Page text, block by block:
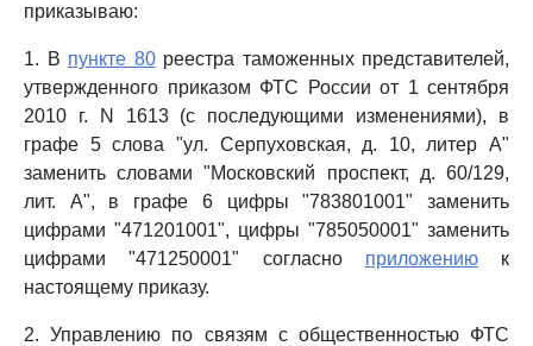
приказываю:
1. В пункте 80реестра таможенных представителей,
утвержденного приказом ФТС России от 1 сентября
2010 г. N 1613 (с последующими изменениями), в
графе 5 слова "ул. Серпуховская, д. 10, литер А"
заменить словами "Московский проспект, д. 60/129,
лит. А", в графе 6 цифры "783801001" заменить
цифрами "471201001", цифры "785050001" заменить
цифрами "471250001" согласно приложениюк
настоящему приказу.
2. Управлению по связям с общественностью ФТС